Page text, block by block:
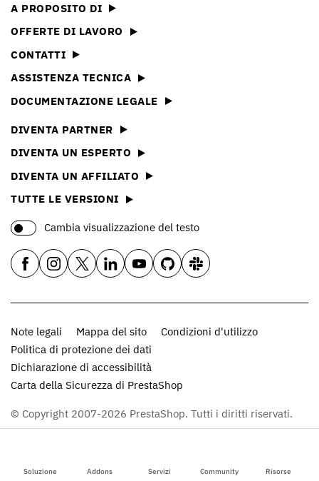
Soluzione Addons Servizi Community Risorse
A PROPOSITO DI
OFFERTE DI LAVORO
CONTATTI
ASSISTENZA TECNICA
DOCUMENTAZIONE LEGALE
DIVENTA PARTNER
DIVENTA UN ESPERTO
DIVENTA UN AFFILIATO
TUTTE LE VERSIONI
Cambia visualizzazione del testo
Note legali Mappa del sito
Condizioni d'utilizzo
Politica di protezione dei dati
Dichiarazione di accessibilità
Carta della Sicurezza di PrestaShop
© Copyright 2007-2026 PrestaShop. Tutti i diritti riservati.